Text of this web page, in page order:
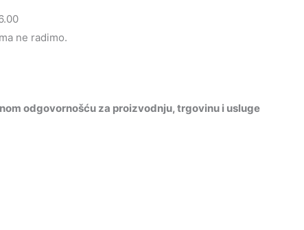
ne radimo.
odgovornošću za proizvodnju, trgovinu i usluge